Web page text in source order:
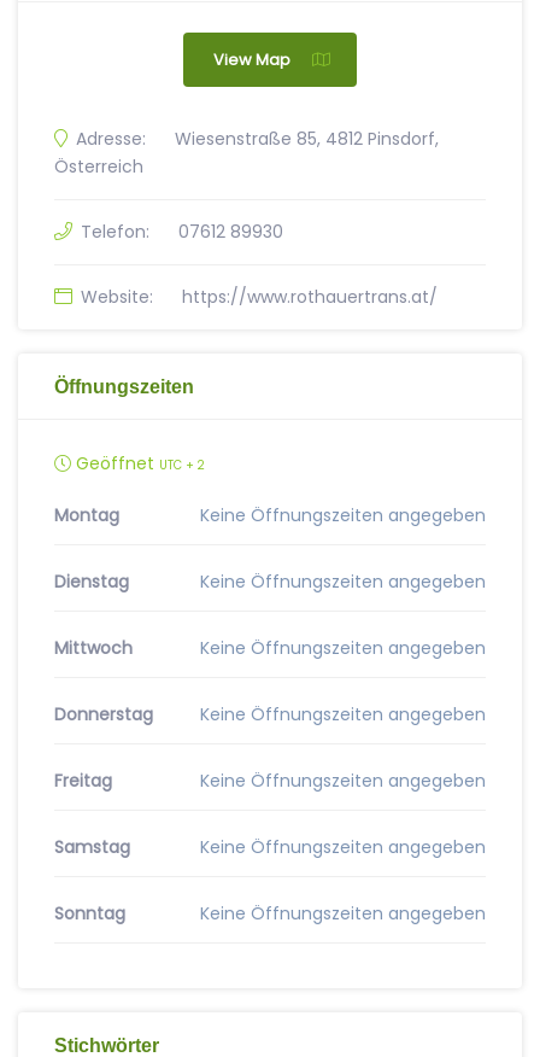
View Map
Adresse:
Wiesenstraße 85, 4812 Pinsdorf,
Österreich
Telefon: 07612 89930
Website: https://www.rothauertrans.at/
Öffnungszeiten
Geöffnet UTC + 2
Montag Keine Öffnungszeiten angegeben
Dienstag Keine Öffnungszeiten angegeben
Mittwoch Keine Öffnungszeiten angegeben
Donnerstag Keine Öffnungszeiten angegeben
Freitag Keine Öffnungszeiten angegeben
Samstag Keine Öffnungszeiten angegeben
Sonntag Keine Öffnungszeiten angegeben
Stichwörter